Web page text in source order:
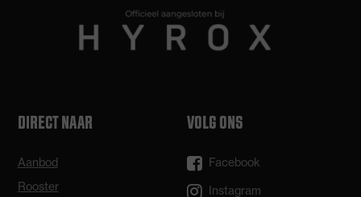
DIRECT NAAR
Aanbod
Rooster
VOLG ONS
Facebook
Instagram